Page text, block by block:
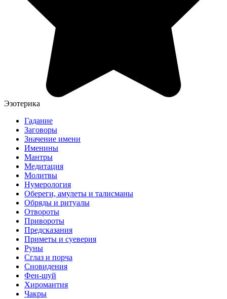
Эзотерика
Гадание
Заговоры
Значение имени
Именины
Мантры
Медитация
Молитвы
Нумерология
Обереги, амулеты и талисманы
Обряды и ритуалы
Отвороты
Привороты
Предсказания
Приметы и суеверия
Руны
Сглаз и порча
Сновидения
Фен-шуй
Хиромантия
Чакры